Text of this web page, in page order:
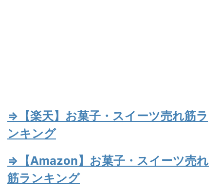
⇒【楽天】お菓子・スイーツ売れ筋ラ
ンキング
⇒【Amazon】お菓子・スイーツ売れ
筋ランキング